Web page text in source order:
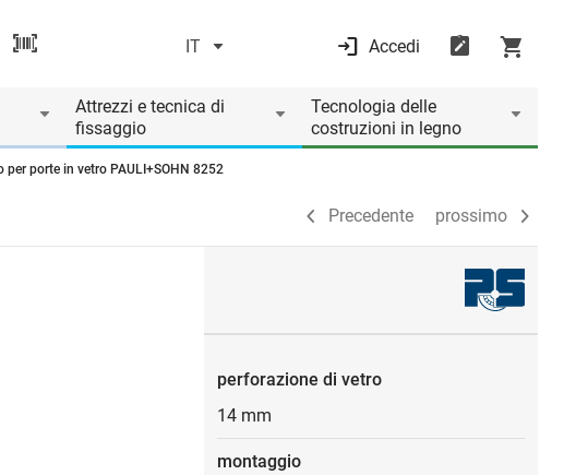
IT Accedi
Attrezzi e tecnica di
fissaggio
Tecnologia delle
costruzioni in legno
per porte in vetro PAULI+SOHN 8252
Precedente prossimo
Precedente prossimo
perforazione di vetro
14 mm
montaggio